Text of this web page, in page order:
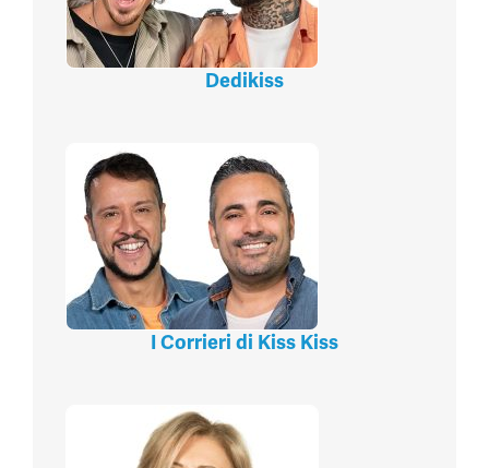
Dedikiss
I Corrieri di Kiss Kiss